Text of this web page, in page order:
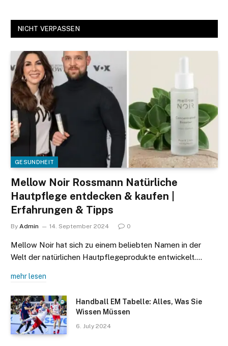
NICHT VERPASSEN
GESUNDHEIT
Mellow Noir Rossmann Natürliche
Hautpflege entdecken & kaufen |
Erfahrungen & Tipps
By Admin 14. September 2024 0
Mellow Noir hat sich zu einem beliebten Namen in der
Welt der natürlichen Hautpflegeprodukte entwickelt.…
mehr lesen
Handball EM Tabelle: Alles, Was Sie
Wissen Müssen
6. July 2024